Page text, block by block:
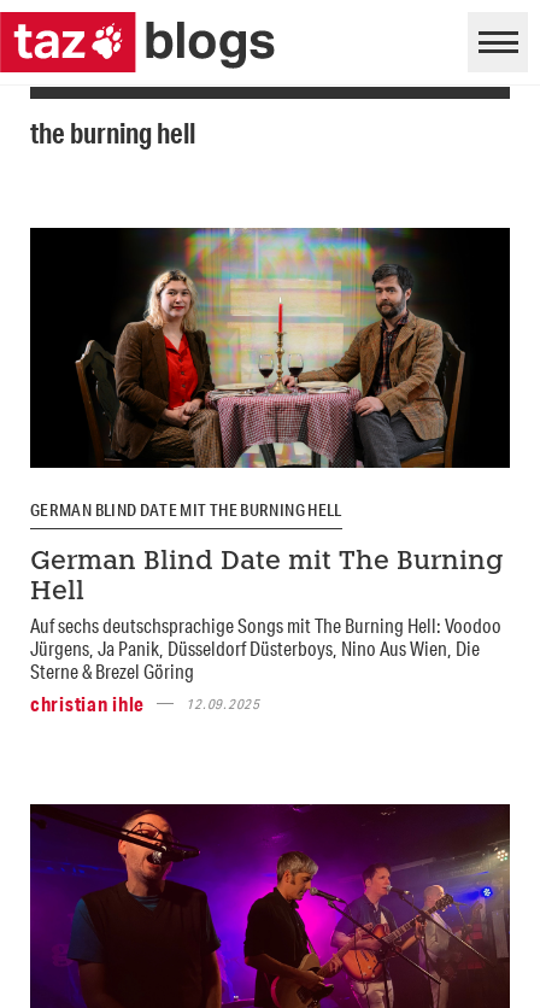
the burning hell
GERMAN BLIND DATE MIT THE BURNING HELL
German Blind Date mit The Burning
Hell
Auf sechs deutschsprachige Songs mit The Burning Hell: Voodoo
Jürgens, Ja Panik, Düsseldorf Düsterboys, Nino Aus Wien, Die
Sterne & Brezel Göring
christian ihle
12.09.2025